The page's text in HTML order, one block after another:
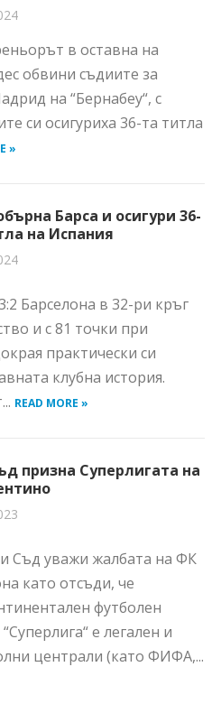
в оставна на
обвини съдиите за
на “Бернабеу“, с
си осигуриха 36-та титла
»
Барса и осигури 36-
на Испания
Барселона в 32-ри кръг
и с 81 точки при
практически си
клубна история.
READ MORE »
призна Суперлигата на
Съд уважи жалбата на ФК
като отсъди, че
футболен
е легален и
централи (като ФИФА,...